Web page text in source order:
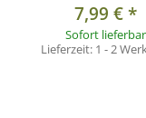
7,99 €*
Sofort lieferbar
Lieferzeit: 1 - 2